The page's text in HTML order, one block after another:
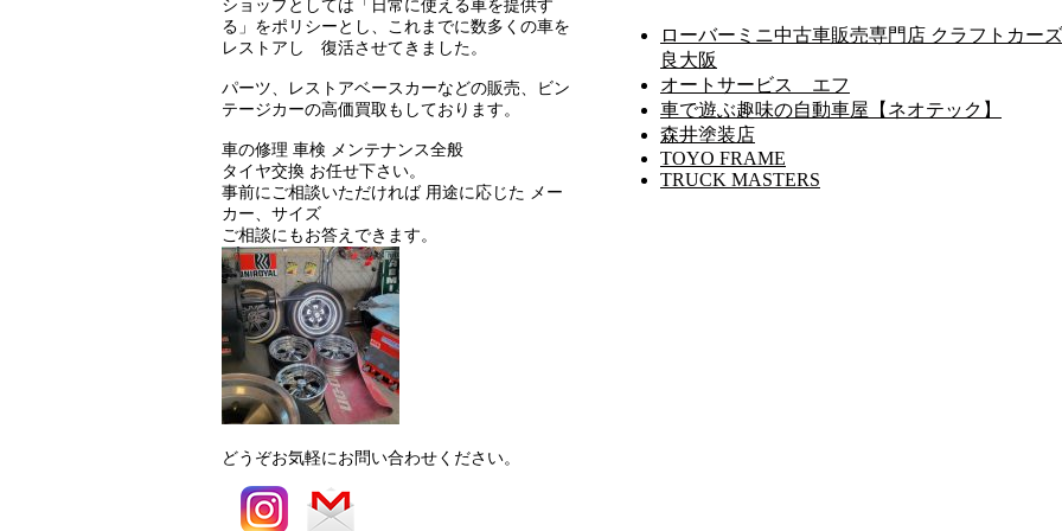
ショップとしては「日常に使える車を提供す
る」をポリシーとし、これまでに数多くの車を
レストアし 復活させてきました。
パーツ、レストアベースカーなどの販売、ビン
テージカーの高価買取もしております。
車の修理 車検 メンテナンス全般
タイヤ交換 お任せ下さい。
事前にご相談いただければ 用途に応じた メー
カー、サイズ
ご相談にもお答えできます。
どうぞお気軽にお問い合わせください。
ローバーミニ中古車販売専門店 クラフトカー
良大阪
オートサービス エフ
車で遊ぶ趣味の自動車屋【ネオテック】
森井塗装店
TOYO FRAME
TRUCK MASTERS